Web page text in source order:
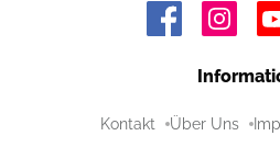
Kontakt Über Uns